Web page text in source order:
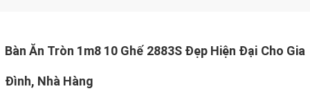
Bàn Ăn Tròn 1m8 10 Ghế 2883S Đẹp Hiện Đại Cho Gia
Đình, Nhà Hàng